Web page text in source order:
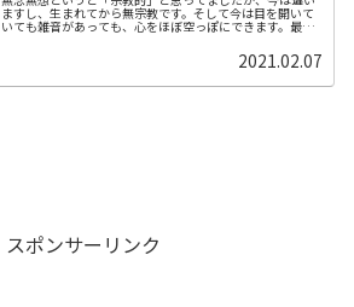
ますし、生まれてから無宗教です。そして今は目を開いて
いても雑音があっても、心をほぼ空っぽにできます。最終
2021.02.07
スポンサーリンク